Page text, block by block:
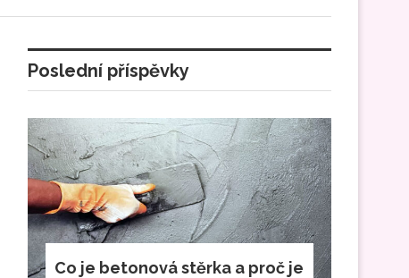
Poslední příspěvky
Co je betonová stěrka a proč je